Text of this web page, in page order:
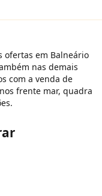
ofertas em Balneário
nas demais
com a venda de
frente mar, quadra